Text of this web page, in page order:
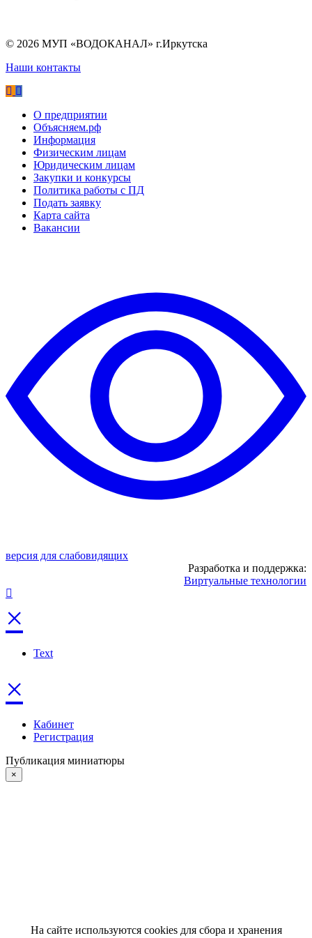
© 2026 МУП «ВОДОКАНАЛ» г.Иркутска
Наши контакты
О предприятии
Объясняем.рф
Информация
Физическим лицам
Юридическим лицам
Закупки и конкурсы
Политика работы с ПД
Подать заявку
Карта сайта
Вакансии
версия для слабовидящих
Разработка и поддержка:
Виртуальные технологии
×
Text
×
Кабинет
Регистрация
Публикация миниатюры
×
На сайте используются cookies для сбора и хранения